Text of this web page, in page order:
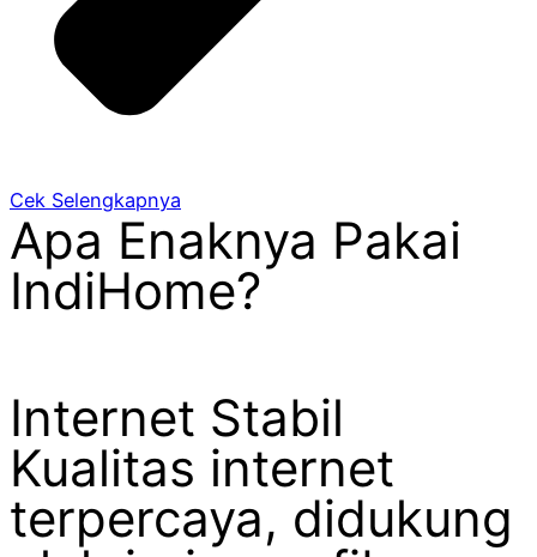
Cek Selengkapnya
Apa Enaknya Pakai
IndiHome?
Internet Stabil
Kualitas internet
terpercaya, didukung